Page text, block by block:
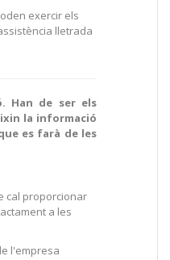
exercir els
lletrada
Han de ser els
la informació
es farà de les
cal proporcionar
a les
l'empresa